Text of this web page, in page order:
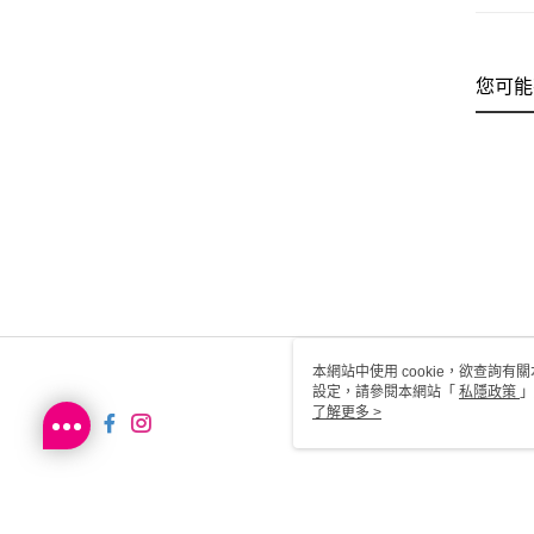
您可
本網站中使用 cookie，欲查詢有
設定，請參閱本網站「 私隱政策
用 cookie。
了解更多 >